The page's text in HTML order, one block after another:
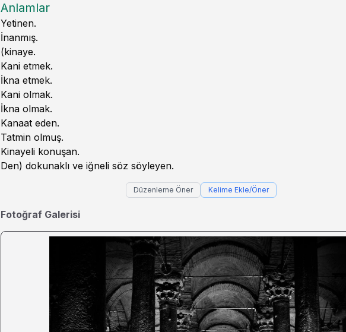
Anlamlar
Yetinen.
İnanmış.
(kinaye.
Kani etmek.
İkna etmek.
Kani olmak.
İkna olmak.
Kanaat eden.
Tatmin olmuş.
Kinayeli konuşan.
Den) dokunaklı ve iğneli söz söyleyen.
Düzenleme Öner Kelime Ekle/Öner
Fotoğraf Galerisi